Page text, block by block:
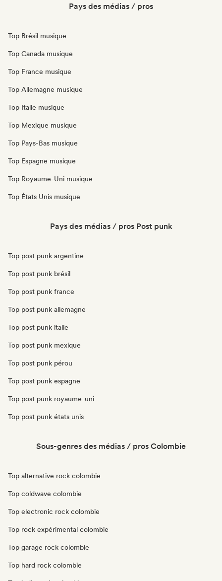
Pays des médias / pros
Top Brésil musique
Top Canada musique
Top France musique
Top Allemagne musique
Top Italie musique
Top Mexique musique
Top Pays-Bas musique
Top Espagne musique
Top Royaume-Uni musique
Top États Unis musique
Pays des médias / pros Post punk
Top post punk argentine
Top post punk brésil
Top post punk france
Top post punk allemagne
Top post punk italie
Top post punk mexique
Top post punk pérou
Top post punk espagne
Top post punk royaume-uni
Top post punk états unis
Sous-genres des médias / pros Colombie
Top alternative rock colombie
Top coldwave colombie
Top electronic rock colombie
Top rock expérimental colombie
Top garage rock colombie
Top hard rock colombie